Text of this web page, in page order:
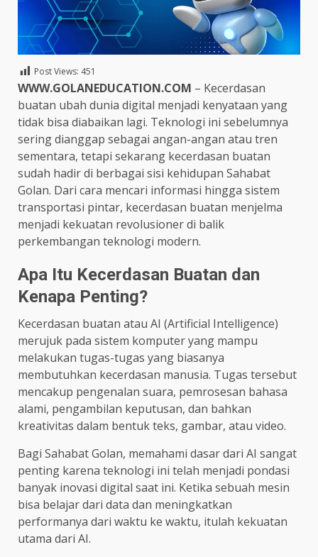
Post Views: 451
WWW.GOLANEDUCATION.COM – Kecerdasan
buatan ubah dunia digital menjadi kenyataan yang
tidak bisa diabaikan lagi. Teknologi ini sebelumnya
sering dianggap sebagai angan-angan atau tren
sementara, tetapi sekarang kecerdasan buatan
sudah hadir di berbagai sisi kehidupan Sahabat
Golan. Dari cara mencari informasi hingga sistem
transportasi pintar, kecerdasan buatan menjelma
menjadi kekuatan revolusioner di balik
perkembangan teknologi modern.
Apa Itu Kecerdasan Buatan dan
Kenapa Penting?
Kecerdasan buatan atau AI (Artificial Intelligence)
merujuk pada sistem komputer yang mampu
melakukan tugas-tugas yang biasanya
membutuhkan kecerdasan manusia. Tugas tersebut
mencakup pengenalan suara, pemrosesan bahasa
alami, pengambilan keputusan, dan bahkan
kreativitas dalam bentuk teks, gambar, atau video.
Bagi Sahabat Golan, memahami dasar dari AI sangat
penting karena teknologi ini telah menjadi pondasi
banyak inovasi digital saat ini. Ketika sebuah mesin
bisa belajar dari data dan meningkatkan
performanya dari waktu ke waktu, itulah kekuatan
utama dari AI.